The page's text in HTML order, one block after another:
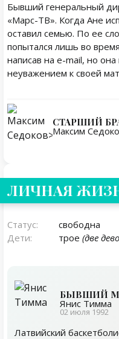
Бывший генеральный
«Марс-ТВ». Когда Ане
оставил семью. По ее
попытался лишь во
написав на e-mail, но она
неуважением к своей
СТАРШИЙ
Максим
ЛИЧНАЯ
Статус:
свободна
Дети:
трое (две
БЫВШИЙ
Янис Тимма
02 июля 1992
Латвийский